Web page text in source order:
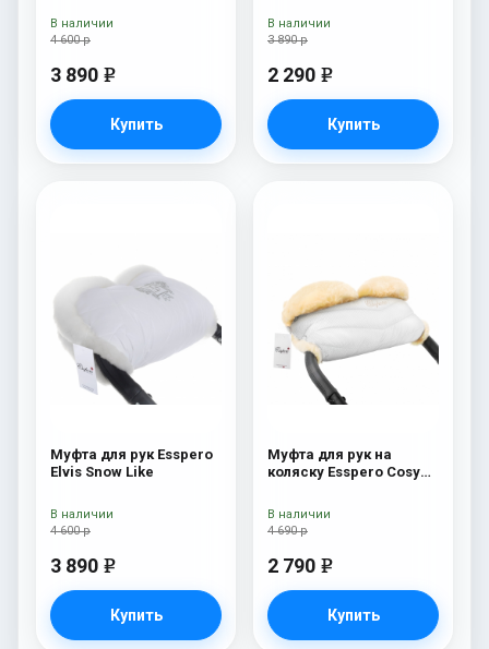
4 600 р
3 890 e
Купить
В наличии
3 890 р
2 290 e
Купить
В наличии
Муфта для рук Esspero
Elvis Snow Like
4 600 р
3 890 e
Купить
В наличии
Муфта для рук на
коляску Esspero Cosy
4 690 р
2 790 e
Купить
В наличии